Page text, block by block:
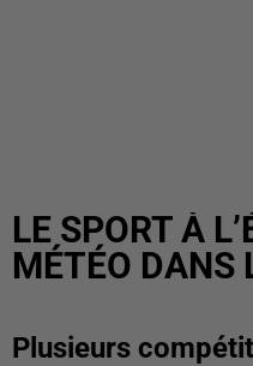
LE SPORT À
MÉTÉO DANS
Plusieurs